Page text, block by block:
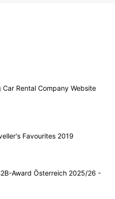
Car Rental Company Website
Favourites 2019
Award Österreich 2025/26 -